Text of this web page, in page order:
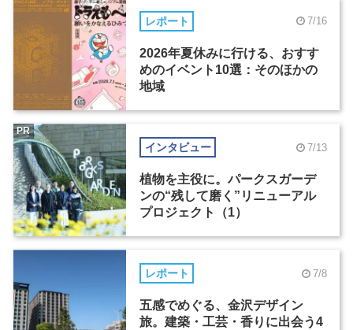
レポート 7/16
2026年夏休みに行ける、おすす
めのイベント10選：そのほかの
地域
インタビュー 7/13
植物を主役に。パークスガーデ
ンの“残して磨く”リニューアル
プロジェクト（1）
PR
レポート 7/8
五感でめぐる、金沢デザイン
旅。建築・工芸・香りに出会う4